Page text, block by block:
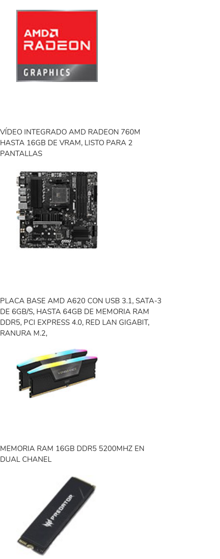
VÍDEO INTEGRADO AMD RADEON 760M
HASTA 16GB DE VRAM, LISTO PARA 2
PANTALLAS
PLACA BASE AMD A620 CON USB 3.1, SATA-3
DE 6GB/S, HASTA 64GB DE MEMORIA RAM
DDR5, PCI EXPRESS 4.0, RED LAN GIGABIT,
RANURA M.2,
MEMORIA RAM 16GB DDR5 5200MHZ EN
DUAL CHANEL